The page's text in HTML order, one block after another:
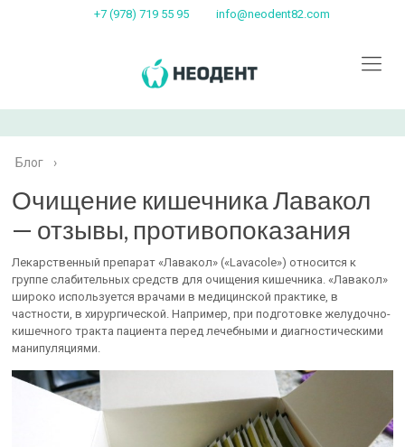
+7 (978) 719 55 95 info@neodent82.com
Блог ›
Очищение кишечника Лавакол
— отзывы, противопоказания
Лекарственный препарат «Лавакол» («Lavacole») относится к
группе слабительных средств для очищения кишечника. «Лавакол»
широко используется врачами в медицинской практике, в
частности, в хирургической. Например, при подготовке желудочно-
кишечного тракта пациента перед лечебными и диагностическими
манипуляциями.